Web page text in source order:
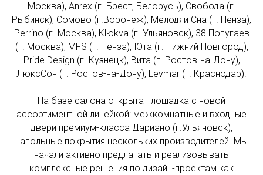
Москва), Anrex (г. Брест, Белорусь), Свобода (г.
Рыбинск), Сомово (г.Воронеж), Мелодяи Сна (г. Пенза),
Perrino (г. Москва), Klюkva (г. Ульяновск), 38 Попугаев
(г. Москва), MFS (г. Пенза), Юта (г. Нижний Новгород),
Pride Design (г. Кузнецк), Вита (г. Ростов-на-Дону),
ЛюксСон (г. Ростов-на-Дону), Levmar (г. Краснодар).
На базе салона открыта площадка с новой
ассортиментной линейкой: межкомнатные и входные
двери премиум-класса Дариано (г.Ульяновск),
напольные покрытия нескольких производителей. Мы
начали активно предлагать и реализовывать
комплексные решения по дизайн-проектам как